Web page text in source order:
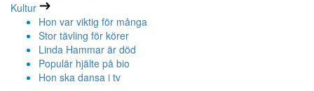
Kultur
Hon var viktig för många
Stor tävling för körer
Linda Hammar är död
Populär hjälte på bio
Hon ska dansa i tv